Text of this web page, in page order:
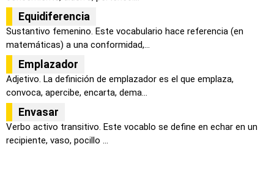
Equidiferencia
Sustantivo femenino. Este vocabulario hace referencia (en
matemáticas) a una conformidad,...
Emplazador
Adjetivo. La definición de emplazador es el que emplaza,
convoca, apercibe, encarta, dema...
Envasar
Verbo activo transitivo. Este vocablo se define en echar en un
recipiente, vaso, pocillo ...